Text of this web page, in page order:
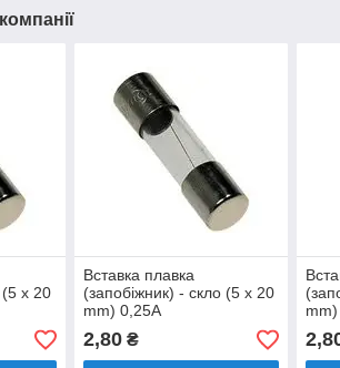
(5 x 20
Вставка плавка
(запобіжник) - скло (5 x 20
mm) 0,25A
2,80₴